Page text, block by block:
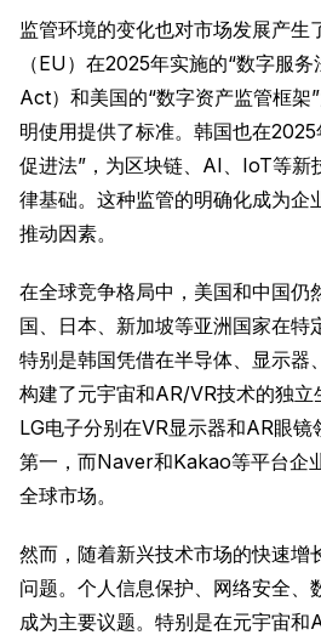
监管环境的变化也对市场发展产生
（EU）在2025年实施的“数字服
Act）和美国的“数字资产监管框架
明使用提供了标准。韩国也在
促进法”，为区块链、AI、IoT等新
律基础。这种监管的明确化成为企
推动因素。
在全球竞争格局中，美国和中国仍
国、日本、新加坡等亚洲国家在特
特别是韩国凭借在半导体、显示器
构建了元宇宙和AR/VR技术的独立
LG电子分别在VR显示器和AR眼
第一，而Naver和Kakao等平台企
全球市场。
然而，随着新兴技术市场的快速增
问题。个人信息保护、网络安全、
成为主要议题。特别是在元宇宙和